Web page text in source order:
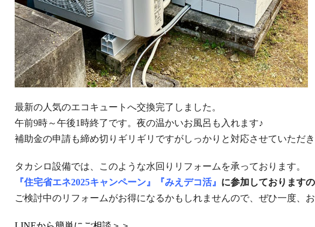
最新の人気のエコキュートへ交換完了しました。
午前9時～午後1時終了です。夜の温かいお風呂も入れます♪
補助金の申請も締め切りギリギリですがしっかりと対応させていただき
タカシロ設備では、このような水回りリフォームを承っております。
『住宅省エネ2025キャンペーン』『みえデコ活』 に参加しております
ご検討中のリフォームがお得になるかもしれませんので、ぜひ一度、